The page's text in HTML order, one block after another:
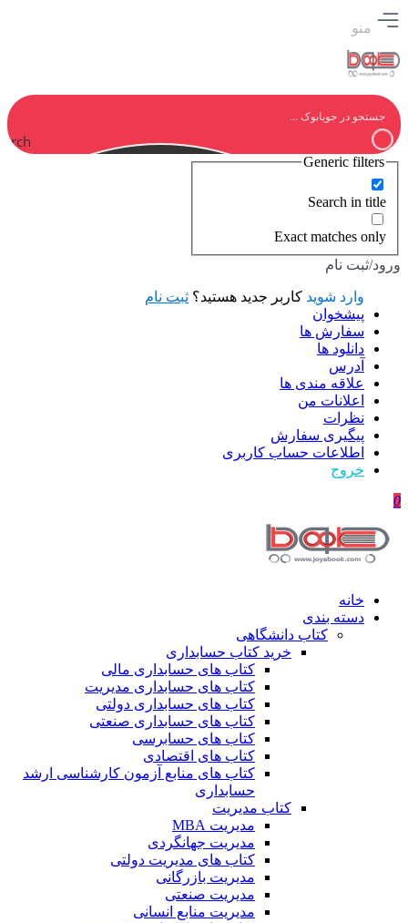
منو
Generic filters
Search in title
Exact matches only
ورود/ثبت نام
وارد شوید کاربر جدید هستید؟ ثبت نام
پیشخوان
سفارش ها
دانلود ها
آدرس
علاقه مندی ها
اعلانات من
نظرات
پیگیری سفارش
اطلاعات حساب كاربری
خروج
0
خانه
دسته بندی
کتاب دانشگاهی
خرید کتاب حسابداری
کتاب های حسابداری مالی
کتاب های حسابداری مدیریت
کتاب های حسابداری دولتی
کتاب های حسابداری صنعتی
کتاب های حسابرسی
کتاب های اقتصادی
کتاب های منابع آزمون کارشناسی ارشد
حسابداری
کتاب مدیریت
مدیریت MBA
مدیریت جهانگردی
کتاب های مدیریت دولتی
مدیریت بازرگانی
مدیریت صنعتی
مدیریت منابع انسانی